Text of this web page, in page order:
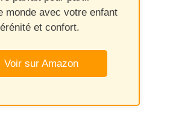
monde avec votre enfant
et confort.
Voir sur Amazon